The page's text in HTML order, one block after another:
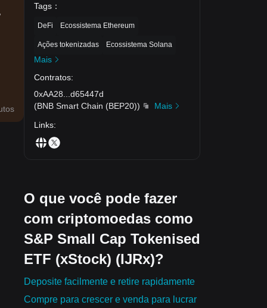
Tags ：
DeFi Ecossistema Ethereum
Ações tokenizadas Ecossistema Solana
Mais
Contratos:
0xAA28
d65447d
(BNB Smart Chain (BEP20))
Mais
Links:
O que você pode fazer
com criptomoedas como
S&P Small Cap Tokenised
ETF (xStock) (IJRx)?
Deposite facilmente e retire rapidamente
Compre para crescer e venda para lucrar